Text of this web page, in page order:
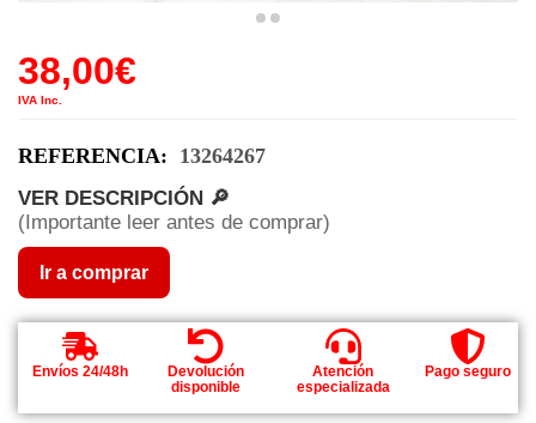
38,00€
IVA Inc.
REFERENCIA: 13264267
VER DESCRIPCIÓN 🔎
(Importante leer antes de comprar)
Ir a comprar
Envíos 24/48h
Devolución
disponible
Atención
especializada
Pago seguro